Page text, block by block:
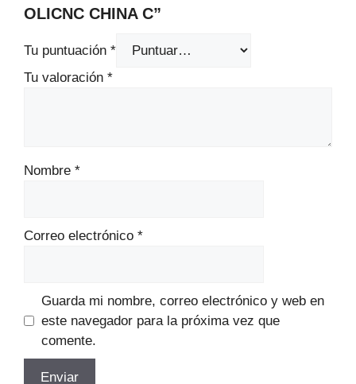
OLICNC CHINA C”
Tu puntuación *
Tu valoración *
Nombre *
Correo electrónico *
Guarda mi nombre, correo electrónico y web en
este navegador para la próxima vez que
comente.